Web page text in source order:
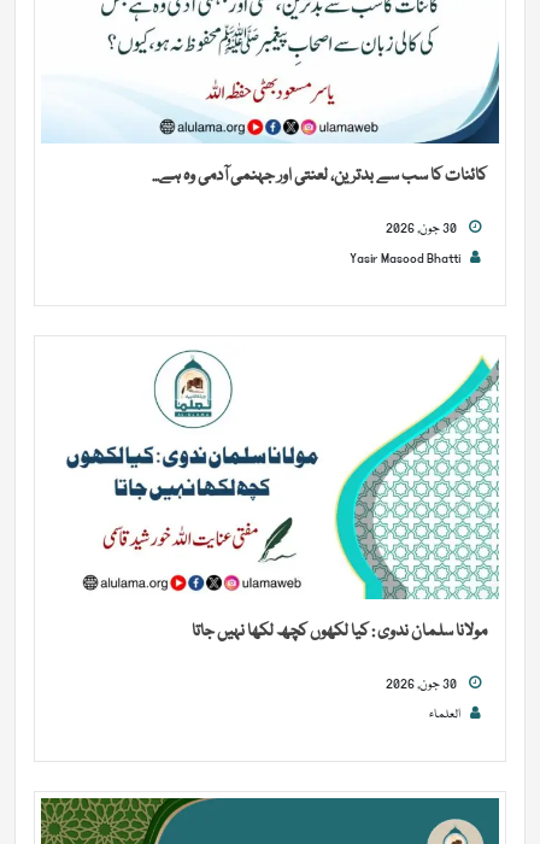
کائنات کا سب سے بدترین، لعنتی اور جہنمی آدمی وہ ہے...
Yasir Masood Bhatti
مولانا سلمان ندوی : کیا لکھوں کچھ لکھا نہیں جاتا
العلماء